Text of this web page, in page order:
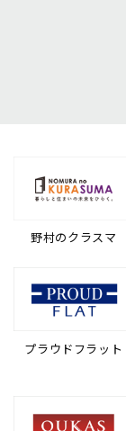
野村のクラスマ
プラウドフラット